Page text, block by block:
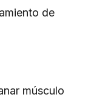
de
músculo